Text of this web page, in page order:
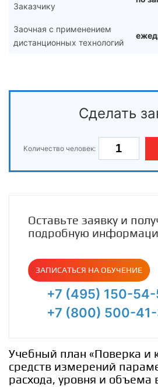
Заказчику
Заочная с применением
дистанционных технологий
Сделать
Количество человек:
Оставьте заявку и
подробную
ЗАПИСАТЬСЯ НА ОБУЧЕНИЕ
+7 (495) 150-
+7 (800) 500-
Учебный план «Поверка и
средств измерений
расхода, уровня и объема